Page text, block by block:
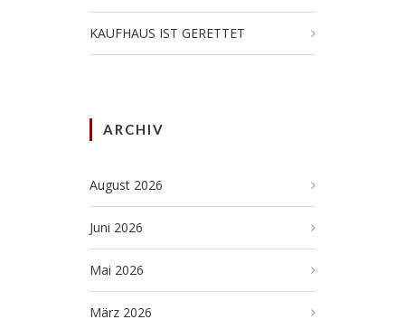
KAUFHAUS IST GERETTET
ARCHIV
August 2026
Juni 2026
Mai 2026
März 2026